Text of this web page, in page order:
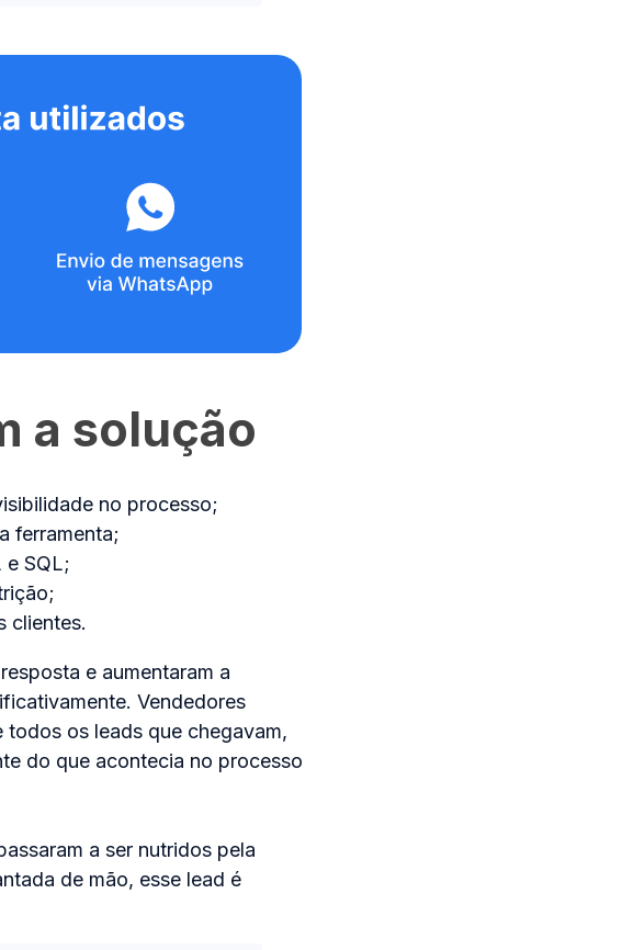
a solução
no processo;
ferramenta;
SQL;
clientes.
e aumentaram a
Vendedores
os leads que chegavam,
do que acontecia no processo
a ser nutridos pela
de mão, esse lead é